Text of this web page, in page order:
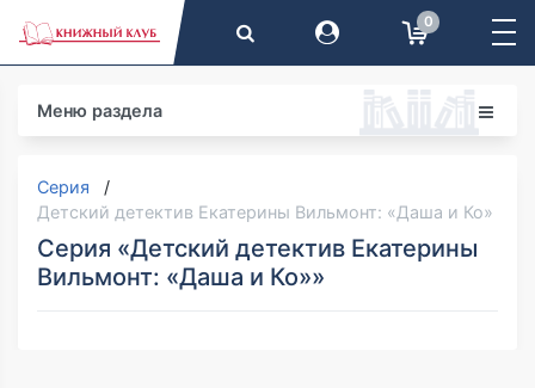
0
Меню раздела
Серия
Детский детектив Екатерины Вильмонт: «Даша и Ко»
Серия «Детский детектив Екатерины
Вильмонт: «Даша и Ко»»